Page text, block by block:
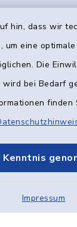
hin, dass wir
um eine
Die
bei Bedarf
finden
Kenntnis
Impressum
Kontakt
Datenschutz
Sitemap